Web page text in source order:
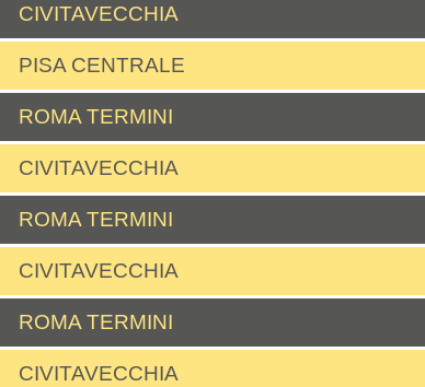
CIVITAVECCHIA
PISA CENTRALE
ROMA TERMINI
CIVITAVECCHIA
ROMA TERMINI
CIVITAVECCHIA
ROMA TERMINI
CIVITAVECCHIA